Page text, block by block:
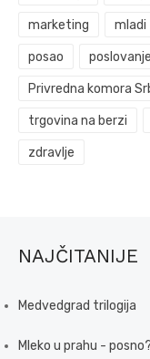
marketing mladi
posao poslovanje
Privredna komora
trgovina na berzi
zdravlje
NAJČITANIJE
Medvedgrad trilogija
Mleko u prahu - posno?